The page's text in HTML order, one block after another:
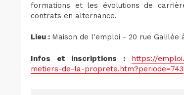
formations et les évolutions de
contrats en alternance.
Lieu : Maison de l'emploi - 20 rue Galilée
Infos et inscriptions :
https://
metiers-de-la-proprete.htm?periode=743